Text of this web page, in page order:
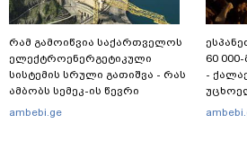
რამ გამოიწვია საქართველოს
ელექტროენერგეტიკული
სისტემის სრული გათიშვა - რას
ამბობს სემეკ-ის წევრი
ambebi.ge
60
-
ბოლო